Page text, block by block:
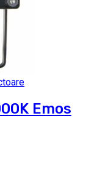
Emos